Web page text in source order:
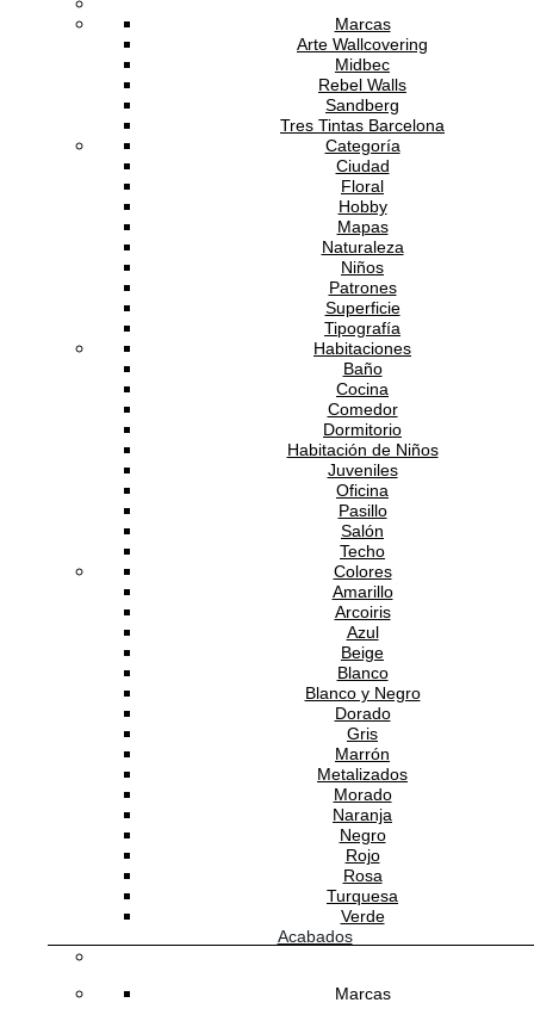
Marcas
Arte Wallcovering
Midbec
Rebel Walls
Sandberg
Tres Tintas Barcelona
Categoría
Ciudad
Floral
Hobby
Mapas
Naturaleza
Niños
Patrones
Superficie
Tipografía
Habitaciones
Baño
Cocina
Comedor
Dormitorio
Habitación de Niños
Juveniles
Oficina
Pasillo
Salón
Techo
Colores
Amarillo
Arcoiris
Azul
Beige
Blanco
Blanco y Negro
Dorado
Gris
Marrón
Metalizados
Morado
Naranja
Negro
Rojo
Rosa
Turquesa
Verde
Acabados
Marcas